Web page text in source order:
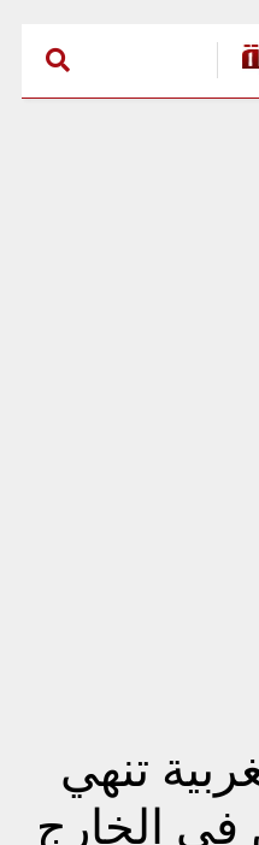
تنهي
في الخارج